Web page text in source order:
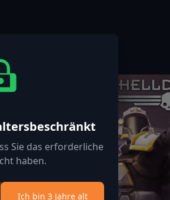
Sie das erforderliche
haben.
Ich bin 3 Jahre alt